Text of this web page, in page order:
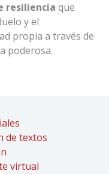
resiliencia que
y el
propia a través de
poderosa.
de textos
virtual